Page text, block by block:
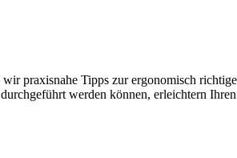
praxisnahe Tipps zur ergonomisch
werden können, erleichtern